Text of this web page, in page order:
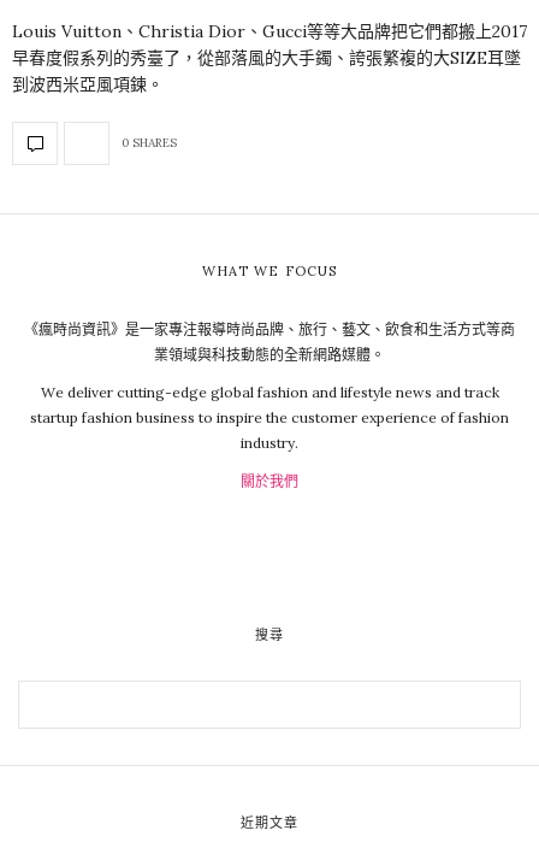
Louis Vuitton、Christia Dior、Gucci等等大品牌把它們都搬上2017
早春度假系列的秀臺了，從部落風的大手鐲、誇張繁複的大SIZE耳墜
到波西米亞風項鍊。
0 SHARES
WHAT WE FOCUS
《瘋時尚資訊》是一家專注報導時尚品牌、旅行、藝文、飲食和生活方式等商
業領域與科技動態的全新網路媒體。
We deliver cutting-edge global fashion and lifestyle news and track
startup fashion business to inspire the customer experience of fashion
industry.
關於我們
搜尋
近期文章